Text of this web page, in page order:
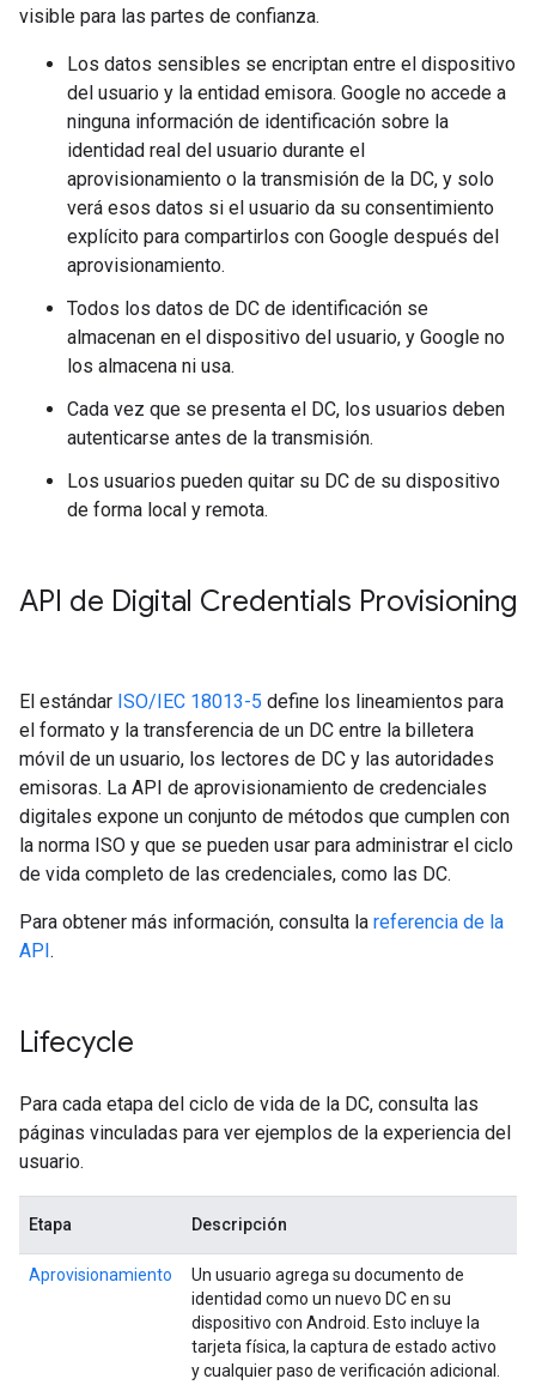
visible para las partes de confianza.
Los datos sensibles se encriptan entre el dispositivo
del usuario y la entidad emisora. Google no accede a
ninguna información de identificación sobre la
identidad real del usuario durante el
aprovisionamiento o la transmisión de la DC, y solo
verá esos datos si el usuario da su consentimiento
explícito para compartirlos con Google después del
aprovisionamiento.
Todos los datos de DC de identificación se
almacenan en el dispositivo del usuario, y Google no
los almacena ni usa.
Cada vez que se presenta el DC, los usuarios deben
autenticarse antes de la transmisión.
Los usuarios pueden quitar su DC de su dispositivo
de forma local y remota.
API de Digital Credentials Provisioning
El estándar ISO/IEC 18013-5 define los lineamientos para
el formato y la transferencia de un DC entre la billetera
móvil de un usuario, los lectores de DC y las autoridades
emisoras. La API de aprovisionamiento de credenciales
digitales expone un conjunto de métodos que cumplen con
la norma ISO y que se pueden usar para administrar el ciclo
de vida completo de las credenciales, como las DC.
Para obtener más información, consulta la referencia de la
API.
Lifecycle
Para cada etapa del ciclo de vida de la DC, consulta las
páginas vinculadas para ver ejemplos de la experiencia del
usuario.
Etapa Descripción
Aprovisionamiento
Un usuario agrega su documento de
identidad como un nuevo DC en su
dispositivo con Android. Esto incluye la
tarjeta física, la captura de estado activo
y cualquier paso de verificación adicional.